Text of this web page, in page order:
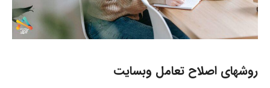
روشهای اصلاح تعامل وبسایت